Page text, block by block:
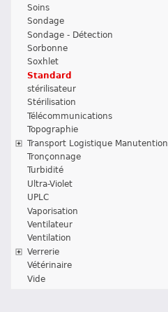
Soins
Sondage
Sondage - Détection
Sorbonne
Soxhlet
Standard
stérilisateur
Stérilisation
Télécommunications
Topographie
Transport Logistique Manutention
Tronçonnage
Turbidité
Ultra-Violet
UPLC
Vaporisation
Ventilateur
Ventilation
Verrerie
Vétérinaire
Vide